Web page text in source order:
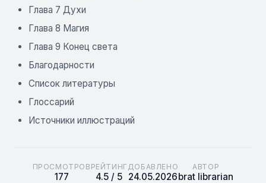
Глава 7 Духи
Глава 8 Магия
Глава 9 Конец света
Благодарности
Список литературы
Глоссарий
Источники иллюстраций
ПРОСМОТРОВ
177
РЕЙТИНГ
4.5 / 5
ДОБАВЛЕНО
24.05.2026
АВТОР
brat librarian